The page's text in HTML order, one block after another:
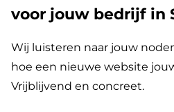
voor jouw bedrijf in
Wij luisteren naar jouw
hoe een nieuwe website
Vrijblijvend en concreet.